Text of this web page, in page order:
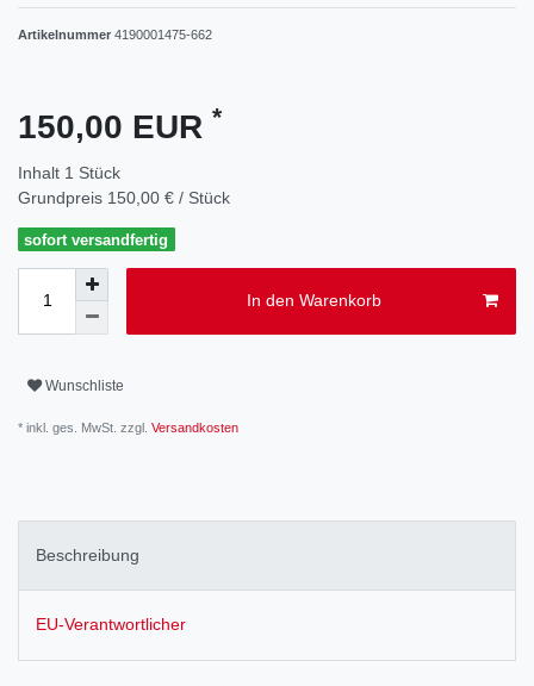
Artikelnummer 4190001475-662
150,00 EUR *
Inhalt 1 Stück
Grundpreis 150,00 € / Stück
sofort versandfertig
In den Warenkorb
Wunschliste
* inkl. ges. MwSt. zzgl. Versandkosten
Beschreibung
EU-Verantwortlicher